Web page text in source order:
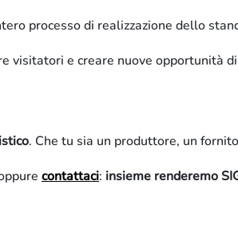
Arredo-
processo di realizzazione dello
visitatori e creare nuove opportunità
. Che tu sia un produttore, un
contattaci: insieme renderemo